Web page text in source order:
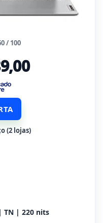
/ 100
(2 lojas)
TN | 220 nits